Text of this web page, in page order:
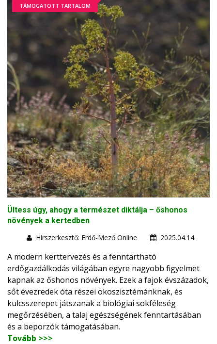
TÁMOGATOTT TARTALOM
Ültess úgy, ahogy a természet diktálja – őshonos
növények a kertedben
Hírszerkesztő: Erdő-Mező Online
2025.04.14.
A modern kerttervezés és a fenntartható
erdőgazdálkodás világában egyre nagyobb figyelmet
kapnak az őshonos növények. Ezek a fajok évszázadok,
sőt évezredek óta részei ökoszisztémánknak, és
kulcsszerepet játszanak a biológiai sokféleség
megőrzésében, a talaj egészségének fenntartásában
és a beporzók támogatásában.
Tovább >>>